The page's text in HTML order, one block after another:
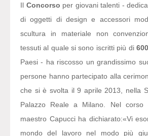
Il Concorso per giovani talenti -
di oggetti di design e accessori
scultura in materiale non
tessuti al quale si sono iscritti più di 600
Paesi - ha riscosso un grandissimo
persone hanno partecipato alla
che si è svolta il 9 aprile 2013, nella
Palazzo Reale a Milano. Nel corso
maestro Capucci ha dichiarato:«Vi
mondo del lavoro nel modo più